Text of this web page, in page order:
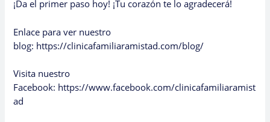
¡Da el primer paso hoy! ¡Tu corazón te lo agradecerá!
Enlace para ver nuestro
blog: https://clinicafamiliaramistad.com/blog/
Visita nuestro
Facebook: https://www.facebook.com/clinicafamiliaramist
ad